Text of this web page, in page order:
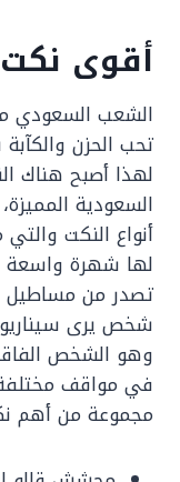
أقوى
الشعب السعودي
تحب الحزن
لهذا أصبح هناك
السعودية
أنواع النكت
لها شهرة واسعة
تصدر من مساطيل
شخص يرى
وهو الشخص
في مواقف
مجموعة من أهم